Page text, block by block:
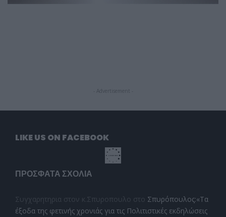
- Advertisement -
LIKE US ON FACEBOOK
ΠΡΌΣΦΑΤΑ ΣΧΌΛΙΑ
Συγχαρητηρια στον κ.Σπυροπουλο στο Σπυρόπουλος:«Τα
έξοδα της φετινής χρονιάς για τις Πολιτιστικές εκδηλώσεις